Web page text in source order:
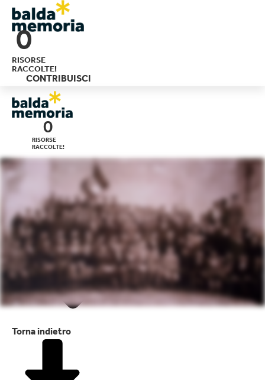
Skip
content
0
RISORSE
RACCOLTE!
CONTRIBUISCI
RISORSE
RACCOLTE!
0
Torna indietro